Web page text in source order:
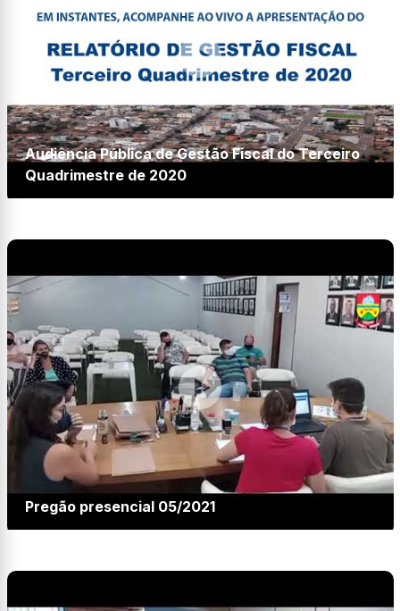
Audiência Pública de Gestão Fiscal do Terceiro
Quadrimestre de 2020
Pregão presencial 05/2021